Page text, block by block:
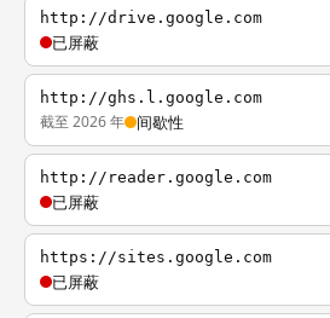
http://drive.google.com
已屏蔽
http://ghs.l.google.com
截至 2026 年 间歇性
http://reader.google.com
已屏蔽
https://sites.google.com
已屏蔽